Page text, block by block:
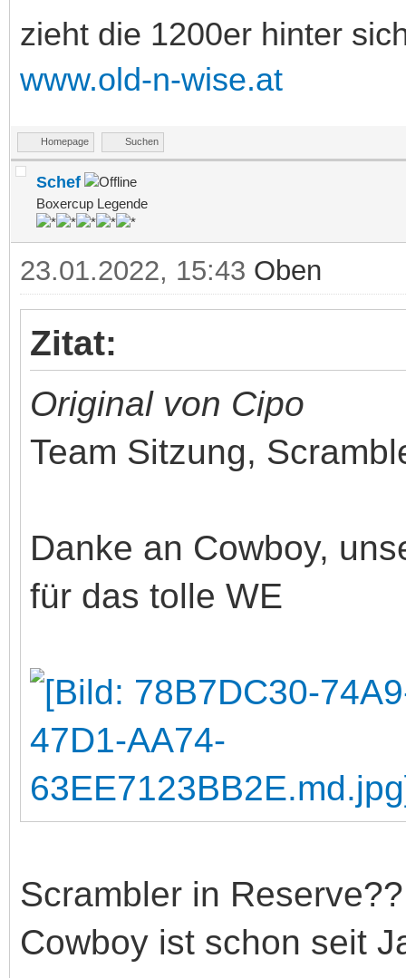
zieht die 1200er hinter
www.old-n-wise.at
Homepage Suchen
Schef
Boxercup Legende
23.01.2022, 15:43 Oben
Zitat:
Original von Cipo
Team Sitzung,
Danke an Cowboy,
für das tolle WE
Scrambler in
Cowboy ist schon seit